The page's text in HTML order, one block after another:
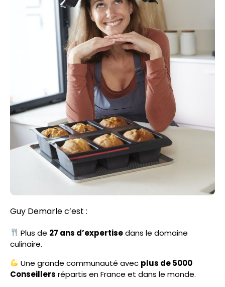
Guy Demarle c’est :
Plus de 27 ans d’expertisedans le domaine
culinaire.
Une grande communauté avec plus de 5000
Conseillers répartis en France et dans le monde.